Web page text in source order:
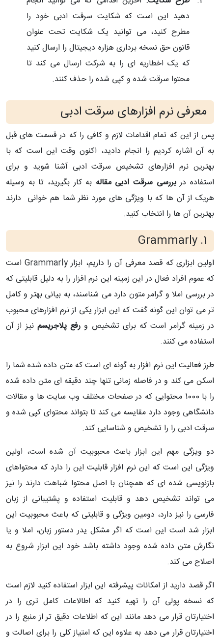
دهید این است که شکایت سرقت ادبی خود را
مطرح کنید، می توانید یک شکایت تحت عنوان
قانون حق نسخه برداری هزاره دیجیتال را ارسال کنید
که یک اخطاریه ای را به شرکت ارسال می کند تا
محتوا سرقت شده و کپی شده را حذف کنند.
معرفی نرم افزارهای سرقت ادبی
پس از این که تمام اقدامات لازم و کافی را که در قسمت های قبل
به آن اشاره کردیم را انجام دادید، اکنون وقت این است که با
بهترین نرم افزارهای تشخیص سرقت ادبی آشنا شوید و برای
استفاده دربررسی سرقت ادبی مقاله به کار بگیرید، تا به وسیله
هریک از آن ها که با ویژگی های مورد نظر شما هم خوانی دارند
بهترین آن ها را انتخاب کنید.
1.
Grammarly
اولین ابزاری که قصد معرفی آن را داریم، ابزارGrammarlyاست
که عموم افراد فعال در این زمینه این نرم افزار را به دلیل قابلیتی که
در بررسی املا و گرامر متون دارد می شناسند، به بیانی بهتر و کامل
تر می توان این گونه گفت که این ابزار یکی از نرم افزارهای محبوب
در زمینه گرامر است که برای تشخیص ورفع پلاجریسم نیز از آن
استفاده می کنند.
طرز فعالیت این نرم افزار به گونه ای است که متن داده شده شما را
اسکن می کند و در فاصله زمانی تنها چند دقیقه ای متن داده شده
را با 1000 محتوایی که در صفحات مختلف وب سایت ها و مقالات
دانشگاهی وجود دارد مقایسه می کند تا بتواند محتوای کپی شده و
سرقت ادبی را را تشخیص و شناسایی کند.
دو ویزگی مهم این ابزار باعث محبوبیت آن شده است، اولین
ویژگی این است که این نرم افزار قابلیت این را دارد که محتواهای
بازنویسی شده ای که همچنان با اصل محتوا شباهت دارند را نیز
می تواند تشخیص دهد و قابلیت استفاده و پشتیبانی از زبان
فارسی را نیز دارد، دومین ویژگی و قابلیتی که باعث محبوبیت این
ابزار شد است این است که اگر مشکل یدر دستور زبان، املا و یا
نگارش متن داده شده وجود داشته باشد خود این ابزار شروع به
اصلاح می کند.
اگر قصد دارید از امکانات پیشرفته این ابزار استفاده کنید لازم است
که نسخه پولی آن را تهیه کنید که اطالاعات کامل تری را در
اختیارتان قرار می دهد مانند این که اطلاعات دقیق تر از منبع را در
اختیارتان قرار می دهد به علاوه این که امتیاز کلی را برای اصالت و